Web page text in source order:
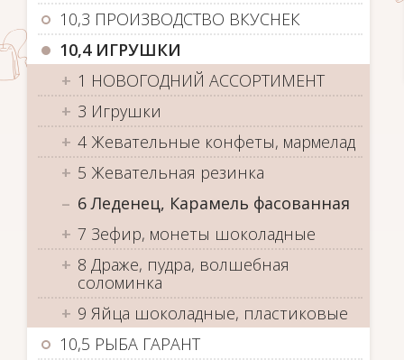
10,3 ПРОИЗВОДСТВО ВКУСНЕК
10,4 ИГРУШКИ
1 НОВОГОДНИЙ АССОРТИМЕНТ
3 Игрушки
4 Жевательные конфеты, мармелад
5 Жевательная резинка
6 Леденец, Карамель фасованная
7 Зефир, монеты шоколадные
8 Драже, пудра, волшебная
соломинка
9 Яйца шоколадные, пластиковые
10,5 РЫБА ГАРАНТ